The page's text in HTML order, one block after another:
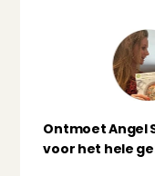
Ontmoet Angel
voor het hele